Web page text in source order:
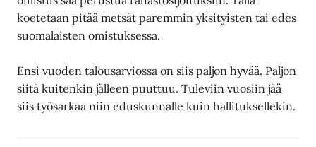
koetetaan pitää metsät paremmin yksityisten tai edes
suomalaisten omistuksessa.
Ensi vuoden talousarviossa on siis paljon hyvää. Paljon
siitä kuitenkin jälleen puuttuu. Tuleviin vuosiin jää
siis työsarkaa niin eduskunnalle kuin hallituksellekin.